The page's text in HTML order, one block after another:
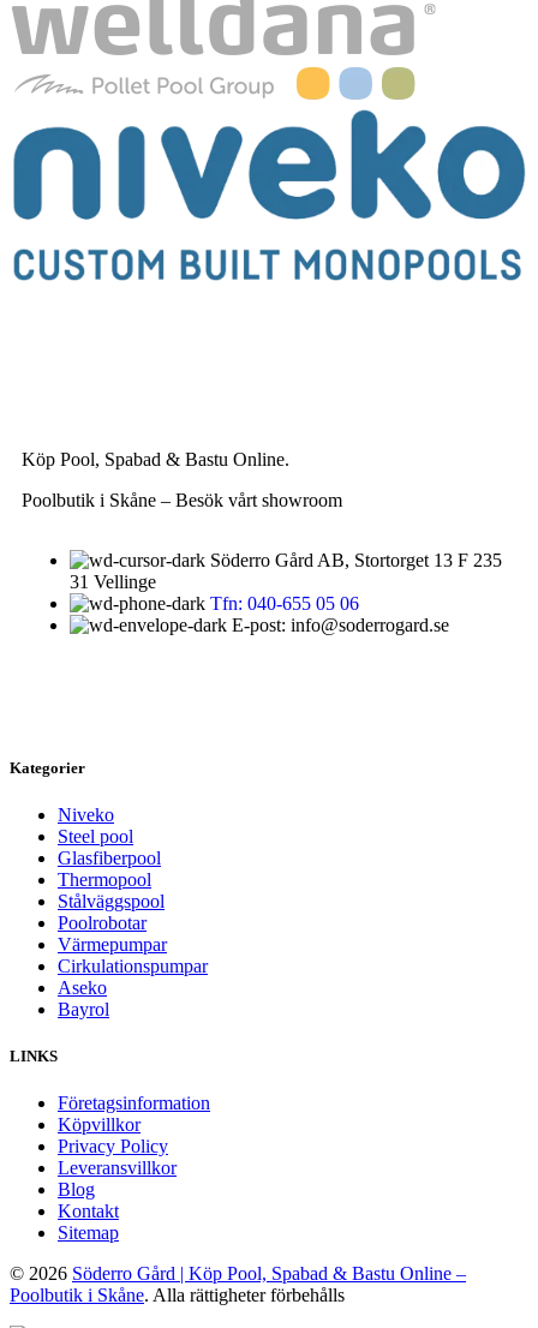
Köp Pool, Spabad & Bastu Online.
Poolbutik i Skåne – Besök vårt showroom
Söderro Gård AB, Stortorget 13 F 235
31 Vellinge
Tfn: 040-655 05 06
E-post: info@soderrogard.se
Kategorier
Niveko
Steel pool
Glasfiberpool
Thermopool
Stålväggspool
Poolrobotar
Värmepumpar
Cirkulationspumpar
Aseko
Bayrol
LINKS
Företagsinformation
Köpvillkor
Privacy Policy
Leveransvillkor
Blog
Kontakt
Sitemap
© 2026 Söderro Gård | Köp Pool, Spabad & Bastu Online –
Poolbutik i Skåne. Alla rättigheter förbehålls